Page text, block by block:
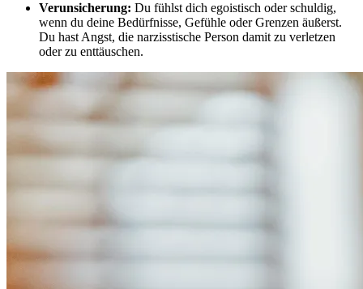
Verunsicherung: Du fühlst dich egoistisch oder schuldig,
wenn du deine Bedürfnisse, Gefühle oder Grenzen äußerst.
Du hast Angst, die narzisstische Person damit zu verletzen
oder zu enttäuschen.